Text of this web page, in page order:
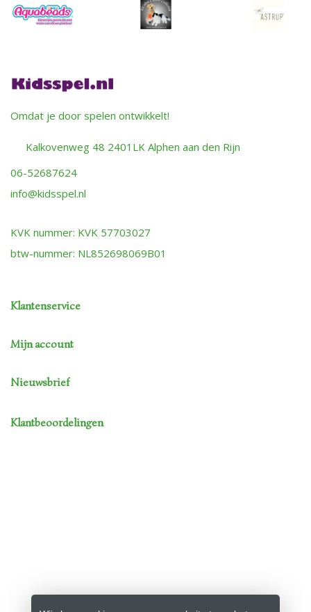
Omdat je door spelen ontwikkelt!
Kalkovenweg 48 2401LK Alphen aan den Rijn
06-52687624
info@kidsspel.nl
KVK nummer: KVK 57703027
btw-nummer: NL852698069B01
Klantenservice
Mijn account
Nieuwsbrief
Klantbeoordelingen